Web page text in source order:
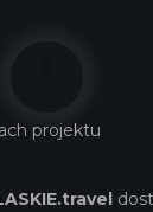
projektu